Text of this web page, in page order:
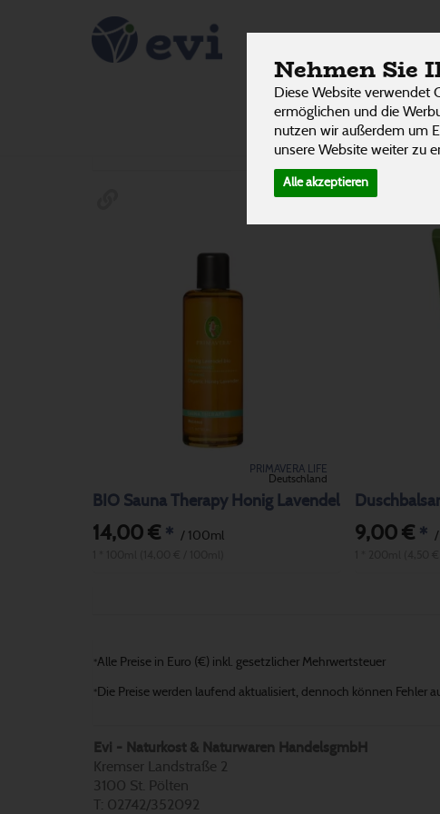
Nehmen Sie
Diese Website verwendet
ermöglichen und die
nutzen wir außerdem um
unsere Website weiter zu
Alle akzeptieren
Pflege- &
Ernährung Allergene
PRIMAVERA LIFE
Deutschland
BIO Sauna Therapy Honig Lavendel
14,00 € * / 100ml 9,00 €*
*Alle Preise in Euro (€) inkl. gesetzlicher Mehrwertsteuer
* Die Preise werden laufend aktualisiert, dennoch können Fehler
Evi - Naturkost & Naturwaren HandelsgmbH
Kremser Landstraße 2
3100 St. Pölten
T: 02742/352092